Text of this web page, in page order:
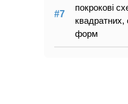
покрокові
квадратних,
форм